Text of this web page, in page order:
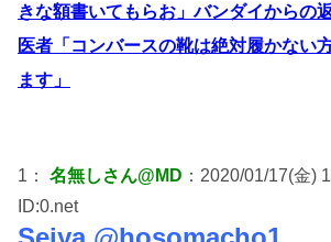
きな額書いてもらお」バンダイからの
医者「コンバースの靴は絶対履かない
ます」
1： 名無しさん@MD ：2020/01/17(金)
ID:0.net